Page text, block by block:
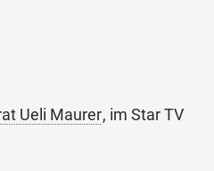
Ueli Maurer, im Star TV